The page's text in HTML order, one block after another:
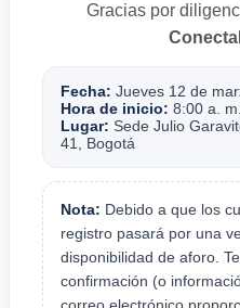
Gracias por
Fecha: Jueves 12 de
Hora de inicio: 8:00 a.
Lugar: Sede Julio
41, Bogotá
Nota: Debido a que los
registro pasará por una
disponibilidad de aforo.
confirmación (o